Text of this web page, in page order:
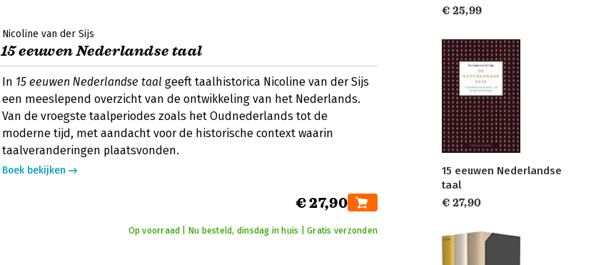
Nicoline van der Sijs
15 eeuwen Nederlandse taal
In 15 eeuwen Nederlandse taal geeft taalhistorica Nicoline van der Sijs
een meeslepend overzicht van de ontwikkeling van het Nederlands.
Van de vroegste taalperiodes zoals het Oudnederlands tot de
moderne tijd, met aandacht voor de historische context waarin
taalveranderingen plaatsvonden.
Boek bekijken
€ 27,90
Op voorraad | Nu besteld, dinsdag in huis | Gratis verzonden
€ 25,99
15 eeuwen Nederlandse
taal
€ 27,90